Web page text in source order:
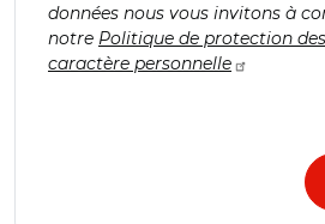
données nous vous invitons à
notre Politique de protection
caractère personnelle